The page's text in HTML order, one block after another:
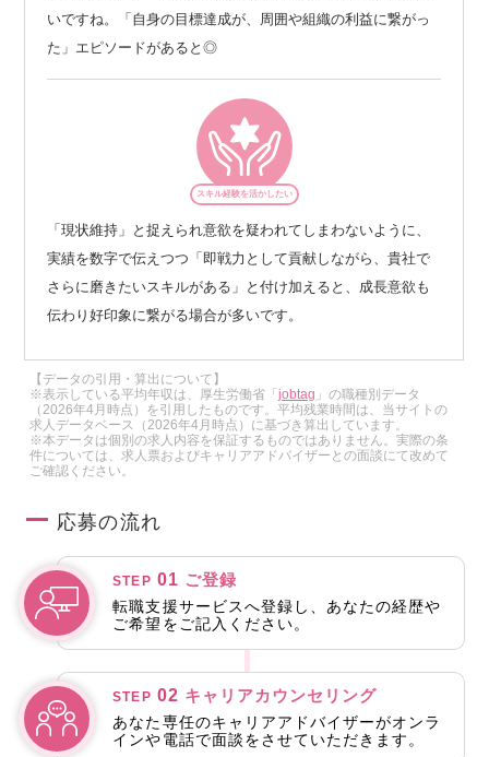
いですね。「自身の目標達成が、周囲や組織の利益に繋がっ
た」エピソードがあると◎
スキル経験を活かしたい
「現状維持」と捉えられ意欲を疑われてしまわないように、
実績を数字で伝えつつ「即戦力として貢献しながら、貴社で
さらに磨きたいスキルがある」と付け加えると、成長意欲も
伝わり好印象に繋がる場合が多いです。
【データの引用・算出について】
※表示している平均年収は、厚生労働省「jobtag 」の職種別データ
（2026年4月時点）を引用したものです。平均残業時間は、当サイトの
求人データベース（2026年4月時点）に基づき算出しています。
※本データは個別の求人内容を保証するものではありません。実際の条
件については、求人票およびキャリアアドバイザーとの面談にて改めて
ご確認ください。
応募の流れ
STEP 01 ご登録
転職支援サービスへ登録し、あなたの経歴や
ご希望をご記入ください。
STEP 02 キャリアカウンセリング
あなた専任のキャリアアドバイザーがオンラ
インや電話で面談をさせていただきます。